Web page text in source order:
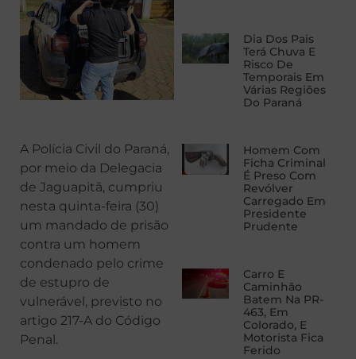
A Polícia Civil do Paraná,
por meio da Delegacia
de Jaguapitã, cumpriu
nesta quinta-feira (30)
um mandado de prisão
contra um homem
condenado pelo crime
de estupro de
vulnerável, previsto no
artigo 217-A do Código
Penal.
Dia Dos Pais
Terá Chuva E
Risco De
Temporais Em
Várias Regiões
Do Paraná
Homem Com
Ficha Criminal
É Preso Com
Revólver
Carregado Em
Presidente
Prudente
Carro E
Caminhão
Batem Na PR-
463, Em
Colorado, E
Motorista Fica
Ferido